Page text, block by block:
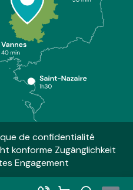
de confidentialité
konforme Zugänglichkeit
Engagement